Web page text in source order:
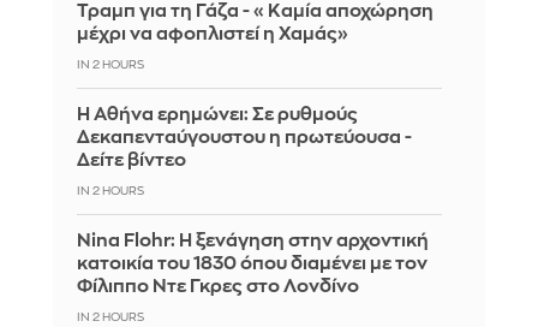
Τραμπ για τη Γάζα - «Καμία αποχώρηση
μέχρι να αφοπλιστεί η Χαμάς»
IN 2 HOURS
Η Αθήνα ερημώνει: Σε ρυθμούς
Δεκαπενταύγουστου η πρωτεύουσα -
Δείτε βίντεο
IN 2 HOURS
Nina Flohr: Η ξενάγηση στην αρχοντική
κατοικία του 1830 όπου διαμένει με τον
Φίλιππο Ντε Γκρες στο Λονδίνο
IN 2 HOURS